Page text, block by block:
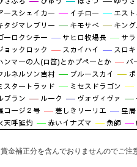
賞金補正分を含んでおりませんのでご注